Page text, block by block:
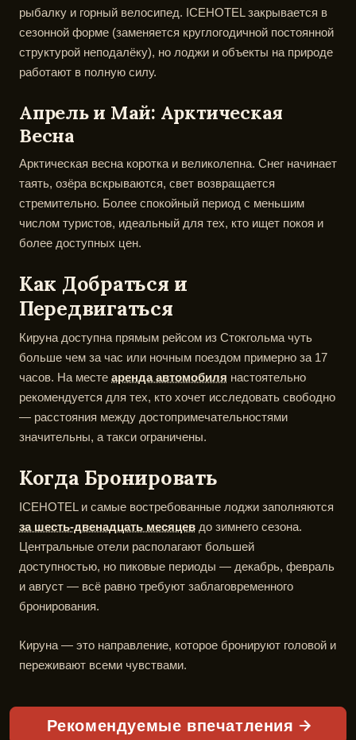
рыбалку и горный велосипед. ICEHOTEL закрывается в
сезонной форме (заменяется круглогодичной постоянной
структурой неподалёку), но лоджи и объекты на природе
работают в полную силу.
Апрель и Май: Арктическая
Весна
Арктическая весна коротка и великолепна. Снег начинает
таять, озёра вскрываются, свет возвращается
стремительно. Более спокойный период с меньшим
числом туристов, идеальный для тех, кто ищет покоя и
более доступных цен.
Как Добраться и
Передвигаться
Кируна доступна прямым рейсом из Стокгольма чуть
больше чем за час или ночным поездом примерно за 17
часов. На месте аренда автомобиля настоятельно
рекомендуется для тех, кто хочет исследовать свободно
— расстояния между достопримечательностями
значительны, а такси ограничены.
Когда Бронировать
ICEHOTEL и самые востребованные лоджи заполняются
за шесть-двенадцать месяцев до зимнего сезона.
Центральные отели располагают большей
доступностью, но пиковые периоды — декабрь, февраль
и август — всё равно требуют заблаговременного
бронирования.
Кируна — это направление, которое бронируют головой и
переживают всеми чувствами.
Рекомендуемые впечатления